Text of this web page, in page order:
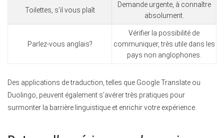
Toilettes, s’il vous plaît
Demande urgente, à connaître
absolument.
Parlez-vous anglais?
Vérifier la possibilité de
communiquer, très utile dans les
pays non anglophones.
Des applications de traduction, telles que Google Translate ou
Duolingo, peuvent également s’avérer très pratiques pour
surmonter la barrière linguistique et enrichir votre expérience.